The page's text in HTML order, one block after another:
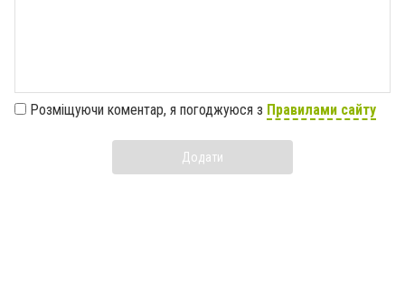
Розміщуючи коментар, я погоджуюся з Правилами сайту
Додати